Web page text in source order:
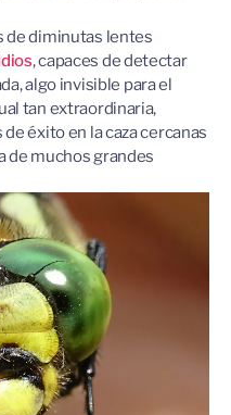
de diminutas lentes
, capaces de detectar
algo invisible para el
tan extraordinaria,
éxito en la caza cercanas
de muchos grandes